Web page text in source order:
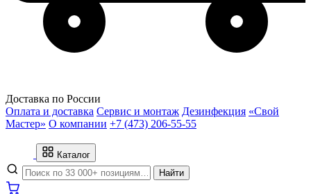
Доставка по России
Оплата и доставка Сервис и монтаж Дезинфекция «Свой
Мастер» О компании +7 (473) 206-55-55
Каталог
Найти